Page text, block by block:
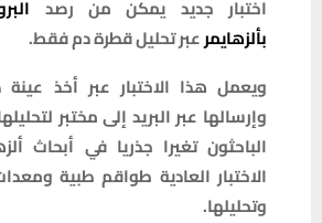
اختبار جديد يمكن من رصد
بألزهايمرعبر تحليل قطرة دم فقط.
ويعمل هذا الاختبار عبر أخذ عينة
وإرسالها عبر البريد إلى مختبر
الباحثون تغيرا جذريا في أبحاث
الاختبار العادية طواقم طبية
وتحليلها.